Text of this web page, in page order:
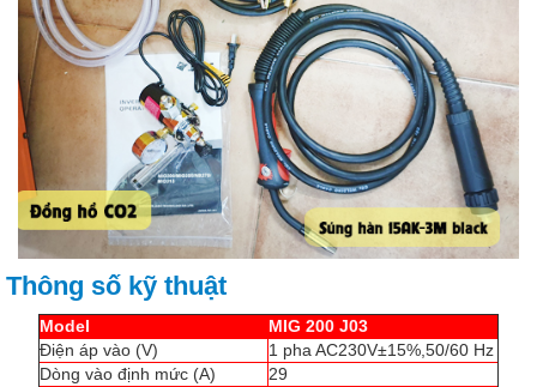
Thông số kỹ thuật
Model
MIG 200 J03
Điện áp vào (V)
1 pha AC230V±15%,50/60 Hz
Dòng vào định mức (A)
29